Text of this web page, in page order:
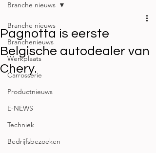
Branche nieuws
Branchenieuws
Werkplaats
Carrosserie
Productnieuws
E-NEWS
Techniek
Bedrijfsbezoeken
Branche nieuws
Pagnotta is eerste
Belgische autodealer van
Chery.